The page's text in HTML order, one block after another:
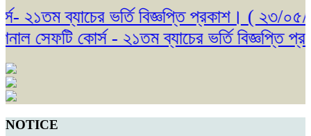
ব্যাচের ভর্তি বিজ্ঞপ্তি প্রকাশ। ( ২৩/০৫/
সেফটি কোর্স - ২১তম ব্যাচের ভর্তি বিজ্ঞপ্তি
NOTICE